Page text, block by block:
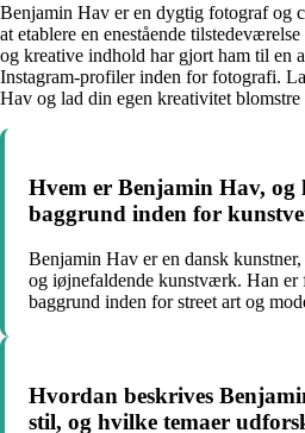
Benjamin Hav er en dygtig fotograf og
at etablere en enestående
og kreative indhold har gjort ham til en
Instagram-profiler inden for fotografi.
Hav og lad din egen kreativitet blomstre
Hvem er Benjamin Hav, og
baggrund inden for
Benjamin Hav er en dansk
og iøjnefaldende kunstværk. Han er
baggrund inden for street art og
Hvordan beskrives
stil, og hvilke temaer